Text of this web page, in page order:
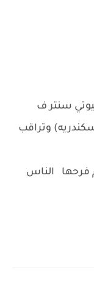
سنتر ف
وتراقب
فرحها الناس